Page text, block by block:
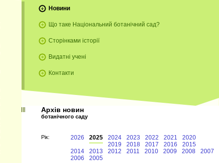
Новини
Що таке Національний ботанічний сад?
Сторінками історії
Видатні учені
Контакти
Архів новин
ботанічного саду
Рiк: 2026 2025 2024 2023 2022 2021
2020
2019
2018 2017 2016
2015
2014
2013 2012 2011 2010 2009 2008
2007
2006
2005